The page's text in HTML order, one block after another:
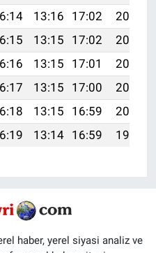
13:16 17:02
20:07
13:15 17:02
20:05
13:15 17:01
20:04
13:15 17:00
20:02
13:15 16:59
20:01
13:14 16:59 19:59
haber, yerel siyasi analiz ve